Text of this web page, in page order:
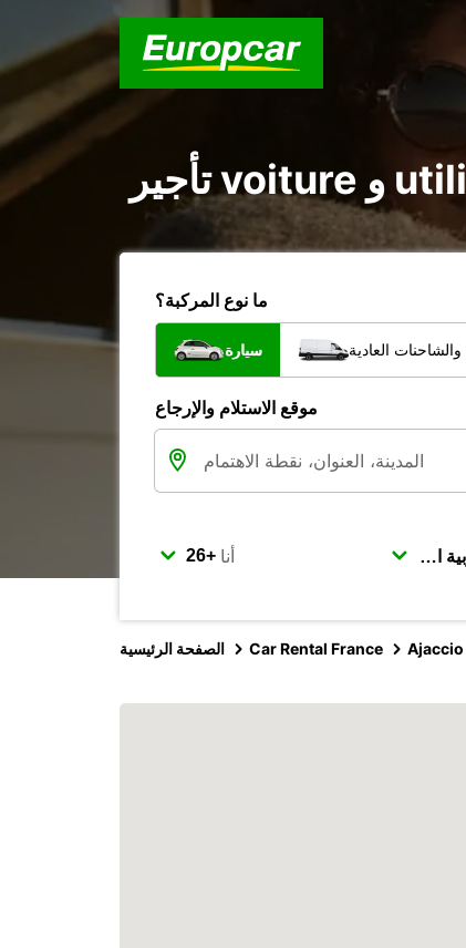
ما نوع المركبة؟
سيارة العادية
موقع الاستلام والإرجاع
أنا
الصفحة الرئيسية Car Rental France Ajaccio